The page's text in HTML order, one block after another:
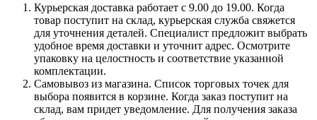
Курьерская доставка работает с 9.00 до 19.00. Когда
товар поступит на склад, курьерская служба свяжется
для уточнения деталей. Специалист предложит выбрать
удобное время доставки и уточнит адрес. Осмотрите
упаковку на целостность и соответствие указанной
комплектации.
Самовывоз из магазина. Список торговых точек для
выбора появится в корзине. Когда заказ поступит на
склад, вам придет уведомление. Для получения заказа